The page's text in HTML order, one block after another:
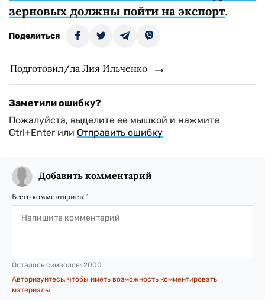
зерновых должны пойти на экспорт.
Поделиться
Подготовил/ла Лия Ильченко
Заметили ошибку?
Пожалуйста, выделите ее мышкой и нажмите
Ctrl+Enter или Отправить ошибку
Добавить комментарий
Всего комментариев: 1
Осталось символов: 2000
Авторизуйтесь, чтобы иметь возможность комментировать
материалы